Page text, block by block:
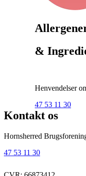
&
Henvendelser
47 53 11 30
Kontakt os
Hornsherred
47 53 11 30